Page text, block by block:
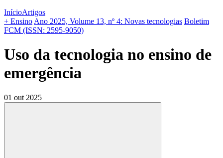
InícioArtigos
+ Ensino Ano 2025, Volume 13, nº 4: Novas tecnologias Boletim
FCM (ISSN: 2595-9050)
Uso da tecnologia no ensino de
emergência
01 out 2025